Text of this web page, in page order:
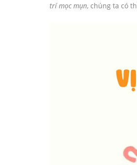
trí mọc mụn, chúng ta có